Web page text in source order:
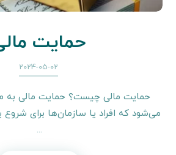
حمایت
2024-05-02
حمایت مالی چیست؟ حمایت مالی به
می‌شود که افراد یا سازمان‌ها برای
...